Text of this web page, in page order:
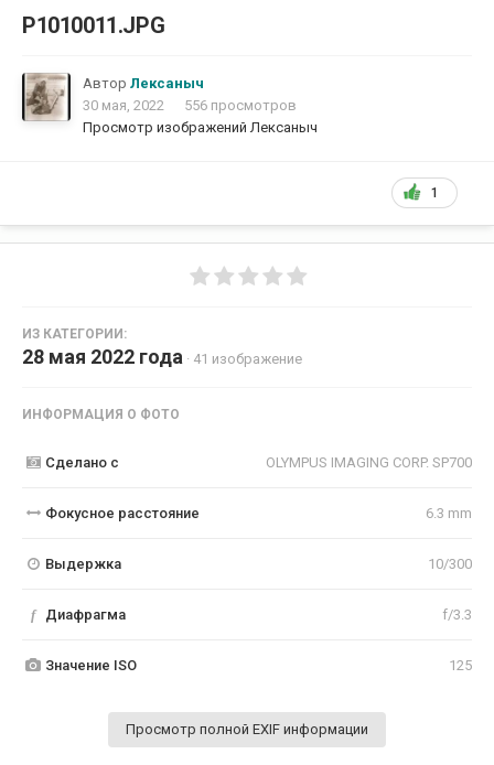
P1010011.JPG
Автор Лексаныч
30 мая, 2022
556 просмотров
Просмотр изображений Лексаныч
1
ИЗ КАТЕГОРИИ:
28 мая 2022 года · 41 изображение
ИНФОРМАЦИЯ О ФОТО
Сделано с OLYMPUS IMAGING CORP. SP700
Фокусное расстояние 6.3 mm
Выдержка 10/300
f Диафрагма f/3.3
Значение ISO 125
Просмотр полной EXIF информации